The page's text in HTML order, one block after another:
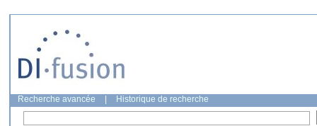
Recherche avancée Historique de recherche